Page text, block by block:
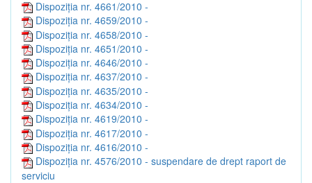
Dispoziția nr. 4661/2010 -
Dispoziția nr. 4659/2010 -
Dispoziția nr. 4658/2010 -
Dispoziția nr. 4651/2010 -
Dispoziția nr. 4646/2010 -
Dispoziția nr. 4637/2010 -
Dispoziția nr. 4635/2010 -
Dispoziția nr. 4634/2010 -
Dispoziția nr. 4619/2010 -
Dispoziția nr. 4617/2010 -
Dispoziția nr. 4616/2010 -
Dispoziția nr. 4576/2010 - suspendare de drept raport de
serviciu